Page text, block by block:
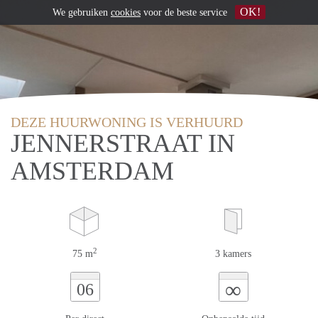
DEZE HUURWONING IS VERHUURD
JENNERSTRAAT IN
AMSTERDAM
75 m2 3 kamers
06 ∞
We gebruiken cookies voor de beste service OK!